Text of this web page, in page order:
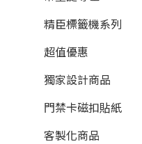
精臣標籤機系列
超值優惠
獨家設計商品
門禁卡磁扣貼紙
客製化商品